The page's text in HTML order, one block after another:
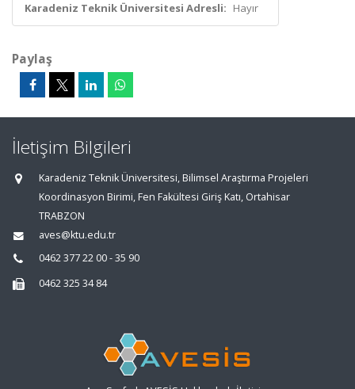
Karadeniz Teknik Üniversitesi Adresli: Hayır
Paylaş
İletişim Bilgileri
Karadeniz Teknik Üniversitesi, Bilimsel Araştırma Projeleri
Koordinasyon Birimi, Fen Fakültesi Giriş Katı, Ortahisar
TRABZON
aves@ktu.edu.tr
0462 377 22 00 - 35 90
0462 325 34 84